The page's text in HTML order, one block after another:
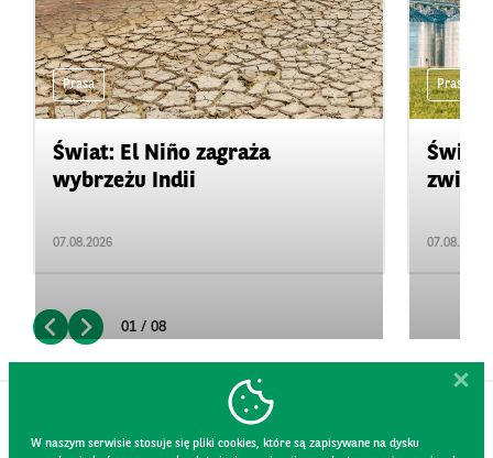
Prasa
Świat: El Niño zagraża
wybrzeżu Indii
07.08.2026
Prasa
07.08.2026
01 / 08
W naszym serwisie stosuje się pliki cookies, które są zapisywane na dysku